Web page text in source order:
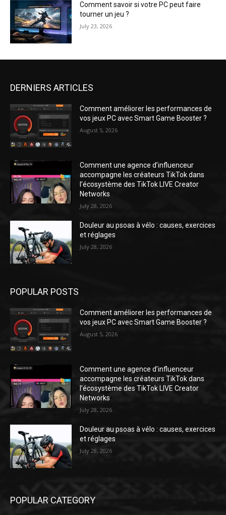
Comment savoir si votre PC peut faire
tourner un jeu ?
July 23, 2026
DERNIERS ARTICLES
Comment améliorer les performances de
vos jeux PC avec Smart Game Booster ?
August 5, 2026
Comment une agence d’influenceur
accompagne les créateurs TikTok dans
l’écosystème des TikTok LIVE Creator
Networks
July 28, 2026
Douleur au psoas à vélo : causes, exercices
et réglages
July 28, 2026
POPULAR POSTS
Comment améliorer les performances de
vos jeux PC avec Smart Game Booster ?
August 5, 2026
Comment une agence d’influenceur
accompagne les créateurs TikTok dans
l’écosystème des TikTok LIVE Creator
Networks
July 28, 2026
Douleur au psoas à vélo : causes, exercices
et réglages
July 28, 2026
POPULAR CATEGORY